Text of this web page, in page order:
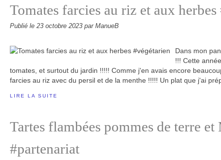
Tomates farcies au riz et aux
Publié le 23 octobre 2023 par ManueB
Dans mon
!!! Cette
tomates, et surtout du jardin !!!!! Comme j'en avais encore
farcies au riz avec du persil et de la menthe !!!!! Un plat que j'ai
LIRE LA SUITE
Tartes flambées pommes de terre et
#partenariat